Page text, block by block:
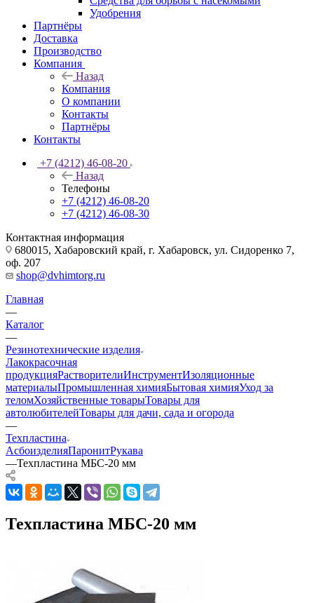
Удобрения
Партнёры
Доставка
Производство
Компания
Назад
Компания
О компании
Контакты
Партнёры
Контакты
+7 (4212) 46-08-20
Назад
Телефоны
+7 (4212) 46-08-20
+7 (4212) 46-08-30
Контактная информация
680015, Хабаровский край, г. Хабаровск, ул. Сидоренко 7,
оф. 207
shop@dvhimtorg.ru
Главная
—
Каталог
—
Резинотехнические изделия
Лакокрасочная
продукцияРастворителиИнструментИзоляционные
материалыПромышленная химияБытовая химияУход за
теломХозяйственные товарыТовары для
автолюбителейТовары для дачи, сада и огорода
—
Техпластина
АсбоизделияПаронитРукава
—Техпластина МБС-20 мм
Техпластина МБС-20 мм